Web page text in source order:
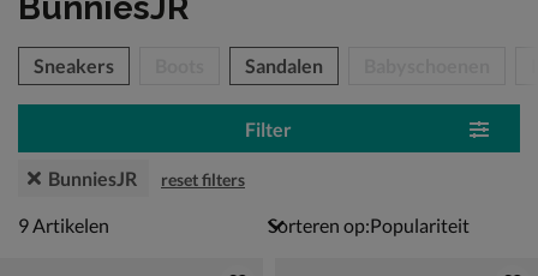
over
Sneakers Sandalen
Filter
BunniesJR reset filters
9 artikelen
9Artikelen Sorteren op: